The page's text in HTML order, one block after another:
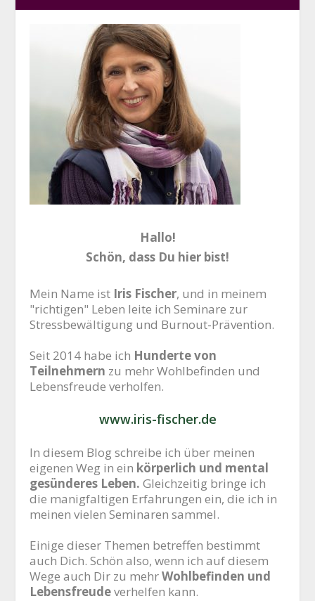
Hallo!
Schön, dass Du hier bist!
Mein Name ist Iris Fischer, und in meinem
"richtigen" Leben leite ich Seminare zur
Stressbewältigung und Burnout-Prävention.
Seit 2014 habe ich Hunderte von
Teilnehmern zu mehr Wohlbefinden und
Lebensfreude verholfen.
www.iris-fischer.de
In diesem Blog schreibe ich über meinen
eigenen Weg in ein körperlich und mental
gesünderes Leben. Gleichzeitig bringe ich
die manigfaltigen Erfahrungen ein, die ich in
meinen vielen Seminaren sammel.
Einige dieser Themen betreffen bestimmt
auch Dich. Schön also, wenn ich auf diesem
Wege auch Dir zu mehrWohlbefinden und
Lebensfreudeverhelfen kann.